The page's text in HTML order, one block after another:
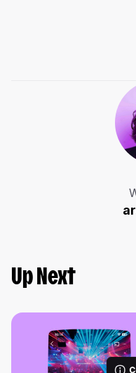
Up Next